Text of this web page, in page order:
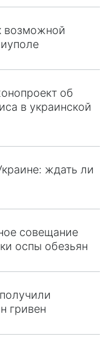
возможной
об
в украинской
ждать ли
совещание
оспы обезьян
гривен